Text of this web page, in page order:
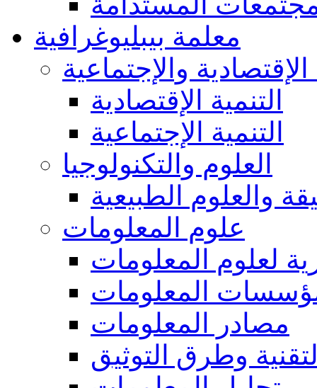
معلمة بيبليوغرافية
الإقتصادية والإجتماعية
التنمية الإقتصادية
التنمية الإجتماعية
العلوم والتكنولوجيا
والعلوم الطبيعية
علوم المعلومات
لعلوم المعلومات
المعلومات
مصادر المعلومات
وطرق التوثيق